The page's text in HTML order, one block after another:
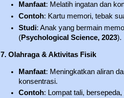
Manfaat: Melatih ingatan dan
Contoh: Kartu memori, tebak
Studi: Anak yang bermain
(Psychological Science, 2023).
7. Olahraga & Aktivitas Fisik
Manfaat: Meningkatkan aliran
konsentrasi.
Contoh: Lompat tali,